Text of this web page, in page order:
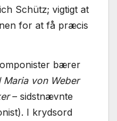
Schütz; vigtigt at
for at få præcis
bærer
Maria von Weber
– sidstnævnte
I krydsord